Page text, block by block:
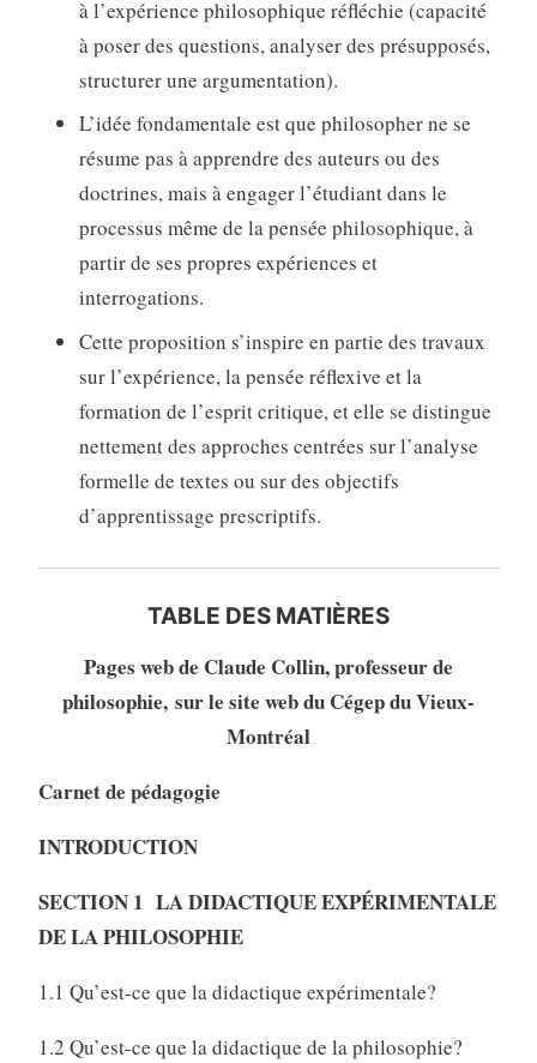
à l’expérience philosophique réfléchie (capacité
à poser des questions, analyser des présupposés,
structurer une argumentation).
L’idée fondamentale est que philosopher ne se
résume pas à apprendre des auteurs ou des
doctrines, mais à engager l’étudiant dans le
processus même de la pensée philosophique, à
partir de ses propres expériences et
interrogations.
Cette proposition s’inspire en partie des travaux
sur l’expérience, la pensée réflexive et la
formation de l’esprit critique, et elle se distingue
nettement des approches centrées sur l’analyse
formelle de textes ou sur des objectifs
d’apprentissage prescriptifs.
TABLE DES MATIÈRES
Pages web de Claude Collin, professeur de
philosophie, sur le site web du Cégep du Vieux-
Montréal
Carnet de pédagogie
INTRODUCTION
SECTION 1 LA DIDACTIQUE EXPÉRIMENTALE
DE LA PHILOSOPHIE
1.1 Qu’est-ce que la didactique expérimentale?
1.2 Qu’est-ce que la didactique de la philosophie?